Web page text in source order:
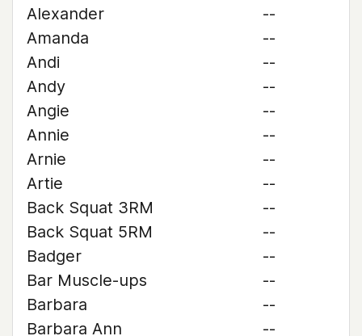
Alexander
--
Amanda
--
Andi
--
Andy
--
Angie
--
Annie
--
Arnie
--
Artie
--
Back Squat 3RM
--
Back Squat 5RM
--
Badger
--
Bar Muscle-ups
--
Barbara
--
Barbara Ann
--